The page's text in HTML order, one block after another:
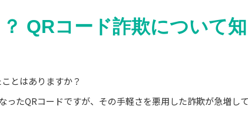
QRコード詐欺について
とはありますか？
たQRコードですが、その手軽さを悪用した詐欺が急増して